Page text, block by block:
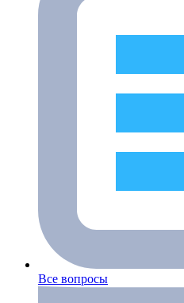
Все вопросы